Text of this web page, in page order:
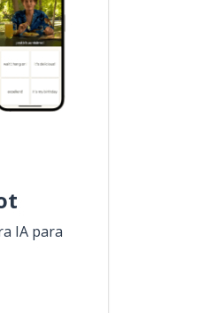
IA para